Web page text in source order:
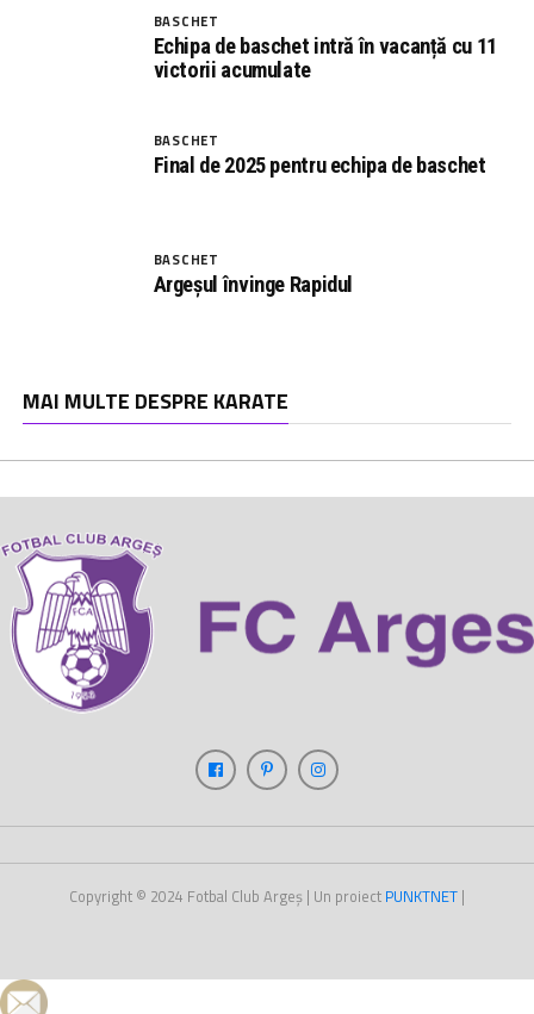
BASCHET
Echipa de baschet intră în vacanță cu 11
victorii acumulate
BASCHET
Final de 2025 pentru echipa de baschet
BASCHET
Argeșul învinge Rapidul
MAI MULTE DESPRE KARATE
Copyright © 2024 Fotbal Club Argeș | Un proiect PUNKTNET |